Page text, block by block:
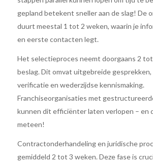
gepland betekent sneller aan de slag! De
duurt meestal 1 tot 2 weken, waarin je
en eerste contacten legt.
Het selectieproces neemt doorgaans 2
beslag. Dit omvat uitgebreide
verificatie en wederzijdse kennismaking.
Franchiseorganisaties met
kunnen dit efficiënter laten verlopen – en
meteen!
Contractonderhandeling en juridische
gemiddeld 2 tot 3 weken. Deze fase is